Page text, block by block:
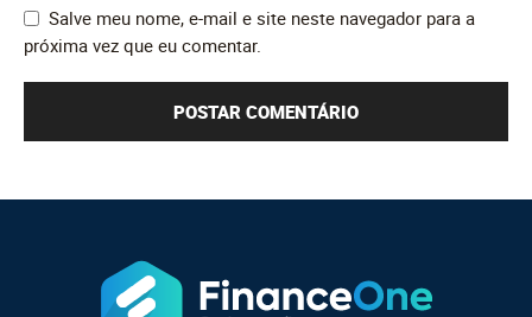
Salve meu nome, e-mail e site neste navegador para a
próxima vez que eu comentar.